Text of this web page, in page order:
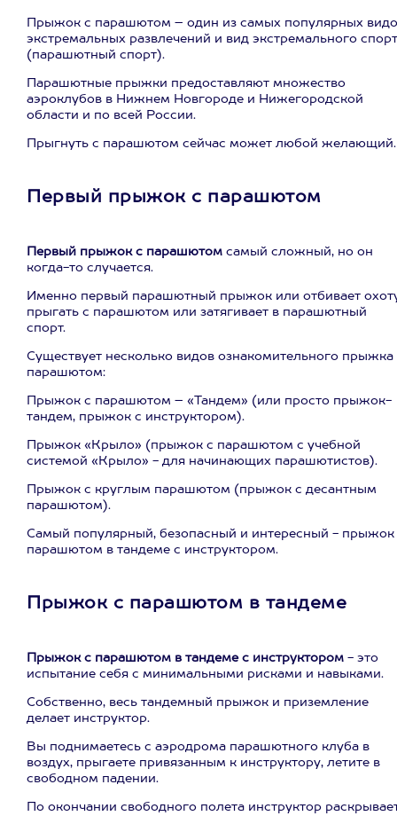
Прыжок с парашютом – один из самых популярных
экстремальных развлечений и вид экстремального
(парашютный спорт).
Парашютные прыжки предоставляют множество
аэроклубов в Нижнем Новгороде и Нижегородской
области и по всей России.
Прыгнуть с парашютом сейчас может любой желающий.
Первый прыжок с парашютом
Первый прыжок с парашютом самый сложный, но он
когда-то случается.
Именно первый парашютный прыжок или отбивает
прыгать с парашютом или затягивает в парашютный
спорт.
Существует несколько видов ознакомительного прыжка
парашютом:
Прыжок с парашютом – «Тандем» (или просто прыжок-
тандем, прыжок с инструктором).
Прыжок «Крыло» (прыжок с парашютом с учебной
системой «Крыло» - для начинающих парашютистов).
Прыжок с круглым парашютом (прыжок с десантным
парашютом).
Самый популярный, безопасный и интересный - прыжок
парашютом в тандеме с инструктором.
Прыжок с парашютом в тандеме
Прыжок с парашютом в тандеме с инструктором - это
испытание себя с минимальными рисками и навыками.
Собственно, весь тандемный прыжок и приземление
делает инструктор.
Вы поднимаетесь с аэродрома парашютного клуба в
воздух, прыгаете привязанным к инструктору, летите в
свободном падении.
По окончании свободного полета инструктор